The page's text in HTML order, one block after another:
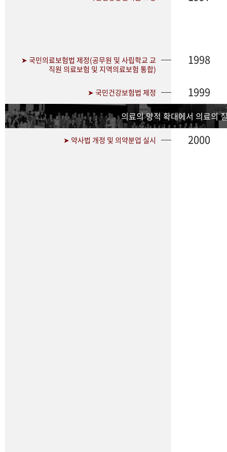
➤ 국민의료보험법 제정(공무원 및 사립학교 교
직원 의료보험 및 지역의료보험 통합)
1998
➤ 국민건강보험법 제정 1999
의료의 양적 확대에서 의료의
➤ 약사법 개정 및 의약분업 실시 2000